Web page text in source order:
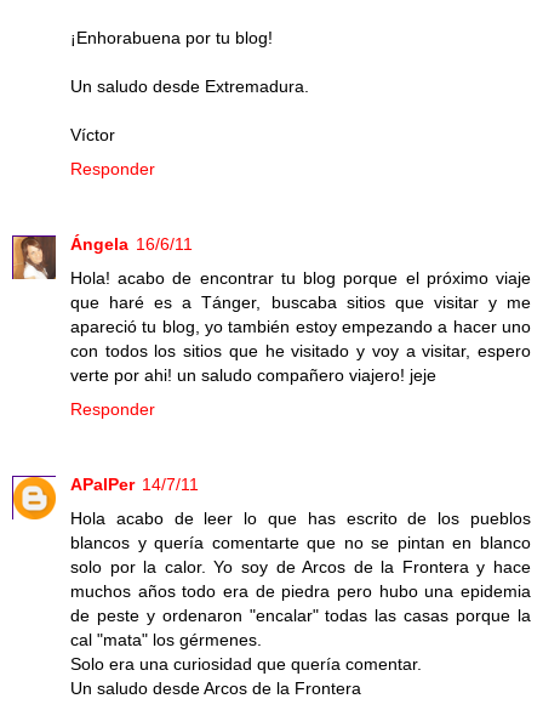
¡Enhorabuena por tu blog!
Un saludo desde Extremadura.
Víctor
Responder
Ángela 16/6/11
Hola! acabo de encontrar tu blog porque el próximo viaje
que haré es a Tánger, buscaba sitios que visitar y me
apareció tu blog, yo también estoy empezando a hacer uno
con todos los sitios que he visitado y voy a visitar, espero
verte por ahi! un saludo compañero viajero! jeje
Responder
APalPer 14/7/11
Hola acabo de leer lo que has escrito de los pueblos
blancos y quería comentarte que no se pintan en blanco
solo por la calor. Yo soy de Arcos de la Frontera y hace
muchos años todo era de piedra pero hubo una epidemia
de peste y ordenaron "encalar" todas las casas porque la
cal "mata" los gérmenes.
Solo era una curiosidad que quería comentar.
Un saludo desde Arcos de la Frontera